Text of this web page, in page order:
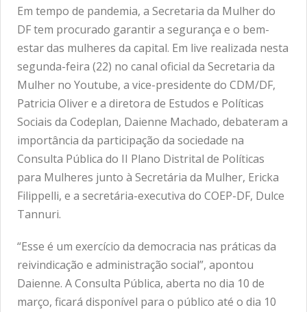
Em tempo de pandemia, a Secretaria da Mulher do
DF tem procurado garantir a segurança e o bem-
estar das mulheres da capital. Em live realizada nesta
segunda-feira (22) no canal oficial da Secretaria da
Mulher no Youtube, a vice-presidente do CDM/DF,
Patricia Oliver e a diretora de Estudos e Políticas
Sociais da Codeplan, Daienne Machado, debateram a
importância da participação da sociedade na
Consulta Pública do II Plano Distrital de Políticas
para Mulheres junto à Secretária da Mulher, Ericka
Filippelli, e a secretária-executiva do COEP-DF, Dulce
Tannuri.
“Esse é um exercício da democracia nas práticas da
reivindicação e administração social”, apontou
Daienne. A Consulta Pública, aberta no dia 10 de
março, ficará disponível para o público até o dia 10